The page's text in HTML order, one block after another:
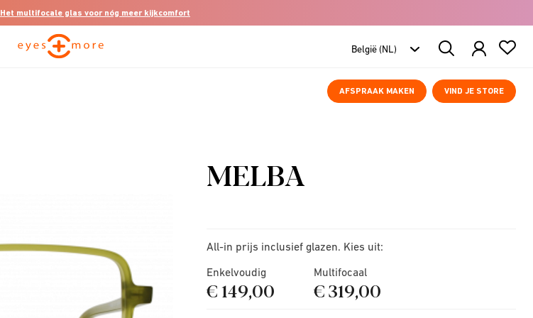
Het multifocale glas voor nóg meer kijkcomfort
Search
Products
AFSPRAAK MAKEN VIND JE STORE
MELBA
All-in prijs inclusief glazen. Kies uit:
Enkelvoudig
€ 149,00
Multifocaal
€ 319,00